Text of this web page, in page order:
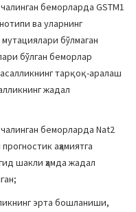
беморларда GSTM1
ва уларнинг
бўлмаган
бўлган беморлар
тарқоқ-аралаш
жадал
беморларда Nat2
аҳамиятга
шакли ҳамда жадал
эрта бошланиши,